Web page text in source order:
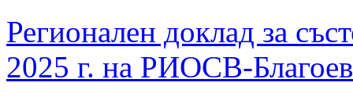
Регионален доклад за
2025 г. на РИОСВ-